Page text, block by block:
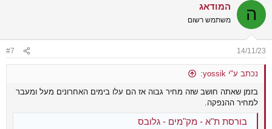
ה המודאג
משתמש רשום
14/11/23
#7
נכתב ע"י yossik:
בזמן שאתה חושב שזה מחיר גבוה אז הם עלו בימים האחרונים מעל ומעבר
למחיר ההנפקה.
בורסת ת"א - מק"מים - גלובס